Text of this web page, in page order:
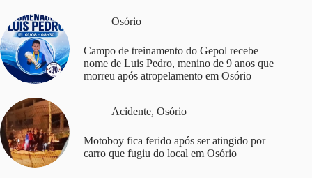
Osório
Campo de treinamento do Gepol recebe
nome de Luis Pedro, menino de 9 anos que
morreu após atropelamento em Osório
Acidente, Osório
Motoboy fica ferido após ser atingido por
carro que fugiu do local em Osório